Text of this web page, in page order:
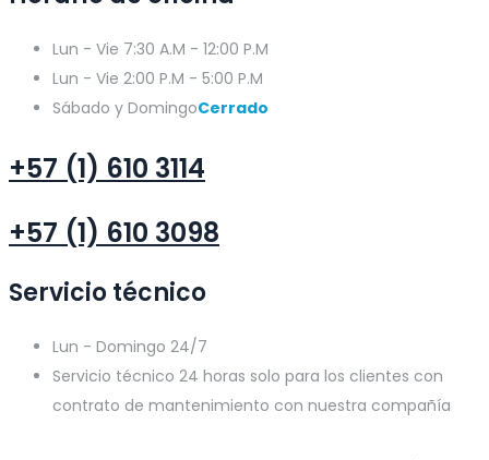
Lun - Vie 7:30 A.M - 12:00 P.M
Lun - Vie 2:00 P.M - 5:00 P.M
Sábado y DomingoCerrado
+57 (1) 610 3114
+57 (1) 610 3098
Servicio técnico
Lun - Domingo 24/7
Servicio técnico 24 horas solo para los clientes con
contrato de mantenimiento con nuestra compañía